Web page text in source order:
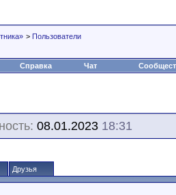
> Пользователи
Справка Чат
08.01.2023 18:31
Друзья